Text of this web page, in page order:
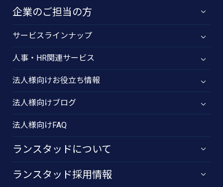
企業のご担当の方
サービスラインナップ
人事・HR関連サービス
法人様向けお役立ち情報
法人様向けブログ
法人様向けFAQ
ランスタッドについて
ランスタッド採用情報